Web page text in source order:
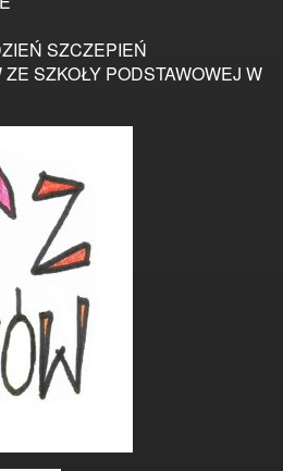
SZCZEPIEŃ
SZKOŁY PODSTAWOWEJ W